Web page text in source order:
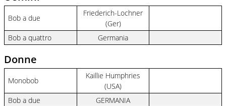
Bob a due
Friederich-Lochner
(Ger)
Bob a quattro
Germania
Donne
Monobob
Kaillie Humphries
(USA)
Bob a due
GERMANIA